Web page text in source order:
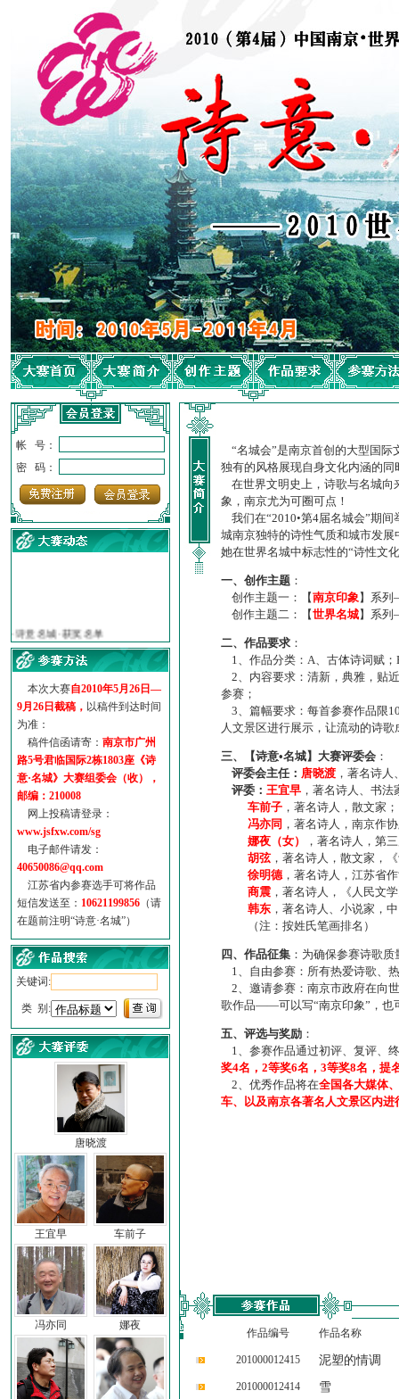
帐 号：
密 码：
·【诗意·名城】地铁展示作...
·诗意名城·地铁时间
地铁完美呈现【诗意·名城...
参赛作品多达5000多首
“诗意·名城”晒诗会
特别通知--致广大诗词爱好...
本次大赛自2010年5月26日—
9月26日截稿， 以稿件到达时间
为准：
稿件信函请寄： 南京市广州
路5号君临国际2栋1803座《诗
意·名城》大赛组委会（收），
邮编：210008
网上投稿请登录：
www.jsfxw.com/sg
电子邮件请发：
40650086@qq.com
江苏省内参赛选手可将作品
短信发送至： 10621199856 （请
在题前注明“诗意·名城”）
关键词:
类 别:
唐晓渡
王宜早 车前子
冯亦同 娜夜
“名城会”是南京首创的大型国际
独有的风格展现自身文化内涵的
在世界文明史上，诗歌与名城向
象，南京尤为可圈可点！
我们在“2010•第4届名城会”期
城南京独特的诗性气质和城市发
她在世界名城中标志性的“诗性文
一、创作主题 ：
创作主题一：【南京印象】系
创作主题二：【世界名城】系
二、作品要求 ：
1、作品分类：A、古体诗词赋；
2、内容要求：清新，典雅，贴
参赛；
3、篇幅要求：每首参赛作品限
人文景区进行展示，让流动的诗
三、【诗意•名城】大赛评委会 ：
评委会主任： 唐晓渡 ，著名诗
评委： 王宜早 ，著名诗人、书
车前子 ，著名诗人，散文家；
冯亦同 ，著名诗人，南京作
娜夜（女）
，著名诗人，第
胡弦，著名诗人，散文家，
徐明德，著名诗人，江苏省
商震 ，著名诗人，《人民文
韩东 ，著名诗人、小说家，
（注：按姓氏笔画排名）
四、作品征集 ：为确保参赛诗歌
1、自由参赛：所有热爱诗歌、
2、邀请参赛：南京市政府在向
歌作品——可以写“南京印象”，也
五、评选与奖励 ：
1、参赛作品通过初评、复评、
奖4名，2等奖6名，3等奖8名，提
2、优秀作品将在全国各大媒体
车、以及南京各著名人文景区内进
作品编号 作品名称
201000012415 泥塑的情调
201000012414 雪